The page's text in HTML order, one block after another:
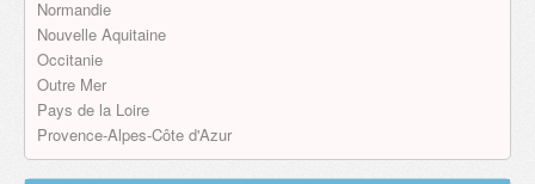
Normandie
Nouvelle Aquitaine
Occitanie
Outre Mer
Pays de la Loire
Provence-Alpes-Côte d'Azur